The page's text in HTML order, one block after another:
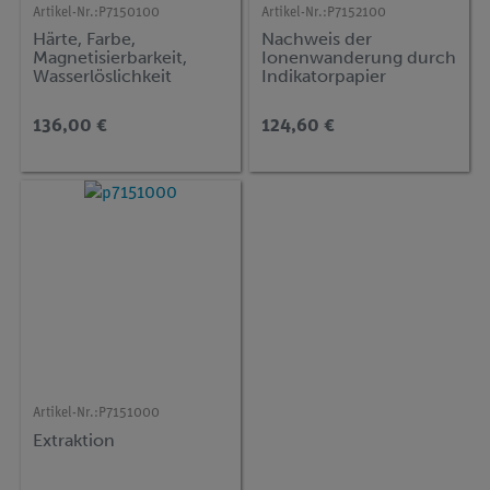
Artikel-Nr.: P7150100
Härte, Farbe,
Magnetisierbarkeit,
Wasserlöslichkeit
136,00 €
Artikel-Nr.: P7152100
Nachweis der
Ionenwanderung durch
Indikatorpapier
124,60 €
Artikel-Nr.: P7151000
Extraktion